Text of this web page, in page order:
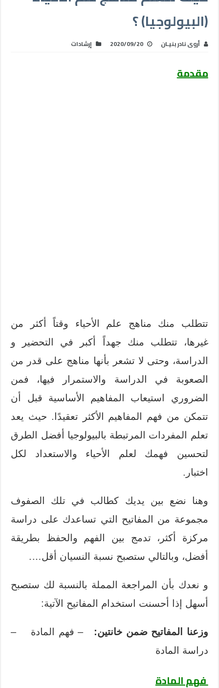
(البيولوجيا) ؟
أروى نادر بنيـان 2020/09/20 إرشادات
مقدمة
تتطلب منك مناهج علم الأحياء وقتاً أكثر من
غيرها، تتطلب منك جهداً أكبر في التحضير و
الدراسة، وحتى لا تشعر بأنها مناهج على قدر من
الصعوبة في الدراسة والاستمرار فيها، فمن
الضروري استيعاب المفاهيم الأساسية قبل أن
تتمكن من فهم المفاهيم الأكثر تعقيدًا. حيث يعد
تعلم المفردات المرتبطة بالبيولوجيا أفضل الطرق
لتحسين فهمك لعلم الأحياء والاستعداد لكل
اختبار.
وهنا نضع بين يديك كطالب في تلك الصفوف
مجموعة من المفاتيح التي تساعدك على دراسة
مركزة أكثر، تدمج بين الفهم والحفظ بطريقة
أفضل، وبالتالي ستصبح نسبة النسيان أقل….
و نعدك بأن المراجعة المملة بالنسبة لك ستصبح
أسهل إذا أحسنت استخدام المفاتيح الآتية:
وزعنا المفاتيح ضمن خانتين: – فهم المادة
–
دراسة المادة
فهم المادة